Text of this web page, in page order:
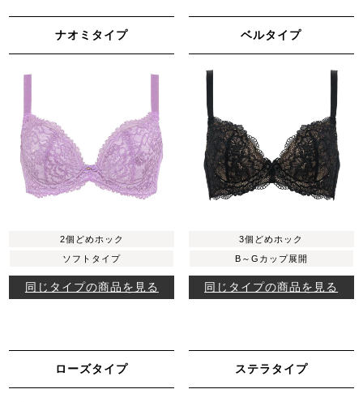
ナオミタイプ
2個どめホック
ソフトタイプ
同じタイプの商品を見る
ベルタイプ
3個どめホック
B～Gカップ展開
同じタイプの商品を見る
ローズタイプ ステラタイプ